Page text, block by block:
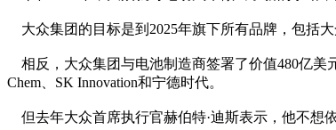
大众集团的目标是到2025年旗下所有品牌，包括
相反，大众集团与电池制造商签署了价值480亿美
Chem、SK Innovation和宁德时代。
但去年大众首席执行官赫伯特·迪斯表示，他不想